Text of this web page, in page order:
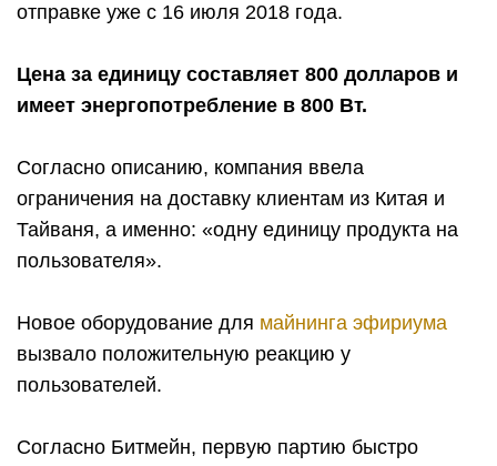
отправке уже с 16 июля 2018 года.
Цена за единицу составляет 800 долларов и
имеет энергопотребление в 800 Вт.
Согласно описанию, компания ввела
ограничения на доставку клиентам из Китая и
Тайваня, а именно: «одну единицу продукта на
пользователя».
Новое оборудование для майнинга эфириума
вызвало положительную реакцию у
пользователей.
Согласно Битмейн, первую партию быстро